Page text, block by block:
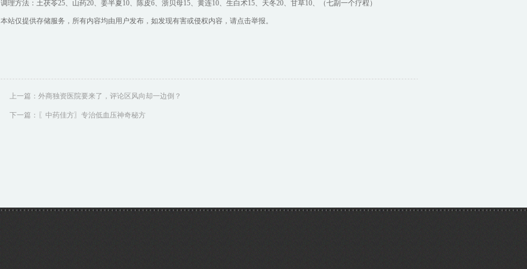
调理方法：土茯苓25、山药20、姜半夏10、陈皮6、浙贝母15、黄连10、生白术15、天冬20、甘草10、（七副一个疗程）
本站仅提供存储服务，所有内容均由用户发布，如发现有害或侵权内容，请点击举报。
上一篇： 外商独资医院要来了，评论区风向却一边倒？
下一篇： 〖中药佳方〗专治低血压神奇秘方